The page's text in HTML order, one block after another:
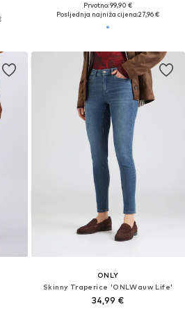
Prvotno: 99,90 €
Posljednja najniža cijena:27,96 €
ONLY
Skinny Traperice 'ONLWauw Life'
34,99 €